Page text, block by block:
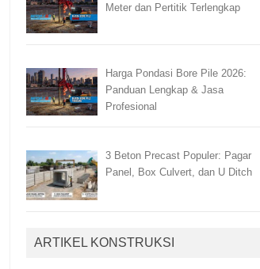
Meter dan Pertitik Terlengkap
Harga Pondasi Bore Pile 2026:
Panduan Lengkap & Jasa
Profesional
3 Beton Precast Populer: Pagar
Panel, Box Culvert, dan U Ditch
ARTIKEL KONSTRUKSI